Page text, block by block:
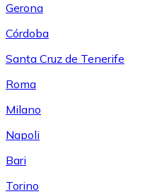
Gerona
Córdoba
Santa Cruz de Tenerife
Roma
Milano
Napoli
Bari
Torino